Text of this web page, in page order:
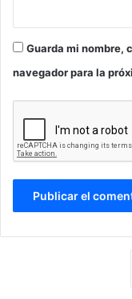
Guarda mi nombre,
navegador para la